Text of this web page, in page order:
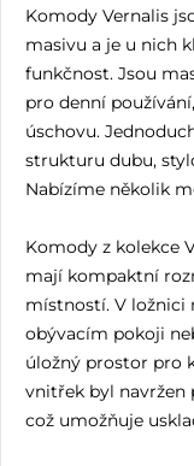
Komody Vernalis
masivu a je u nich
funkčnost. Jsou
pro denní
úschovu.
strukturu dubu,
Nabízíme několik
Komody z kolekce
mají kompaktní
místností. V ložnici
obývacím pokoji
úložný prostor pro
vnitřek byl navržen
což umožňuje